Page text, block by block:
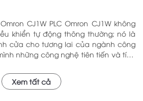
Omron CJ1W không
khiển tự động thông thường; nó là
cửa cho tương lai của ngành công
những công nghệ tiên tiến và tính
phục vụ trong nhiều lĩnh vực khác
hoạt động ổn định và hiệu quả, sản
Xem tất cả